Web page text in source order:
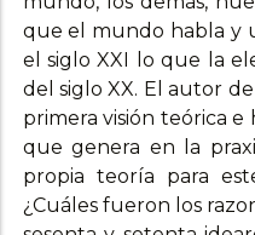
que el mundo habla y
el siglo XXI lo que la
del siglo XX. El autor
primera visión teórica
que genera en la
propia teoría para
¿Cuáles fueron los